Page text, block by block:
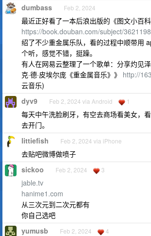
dumbass Feb 2, 2024
最近正好看了一本后浪出版的《图文小百
https://book.douban.com/subject/
绍了不少重金属乐队，看的过程中顺带用
个听，感觉不错，挺躁。
有人在网易云整理了一个歌单：分享灼见
克·德·皮埃尔庞《重金属音乐》》 http://
云音乐)
dyv9 Feb 2, 2024 via Android 1
每天中午洗脸刷牙，有空去商场看美女，
去开门。
littiefish Feb 2, 2024 via iPhone
去贴吧微博做喷子
sickoo Feb 2, 2024 3
jable.tv
hanime1.com
从三次元到二次元都有
你自己选吧
yumusb Feb 2, 2024 4